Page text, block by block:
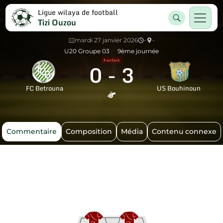
Ligue wilaya de football
Tizi Ouzou
mardi 27 janvier 2026 -
-
U20 Groupe 03
9ème journée
FC Betrouna 0-3
Forfait
US Bouhinoun
Commentaire Composition Média Contenu connexe